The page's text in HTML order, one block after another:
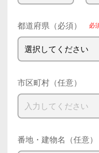
都道府県（必須）
市区町村（任意）
番地・建物名（任意）